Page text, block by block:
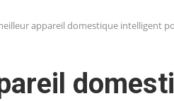
appareil domestique intelligent